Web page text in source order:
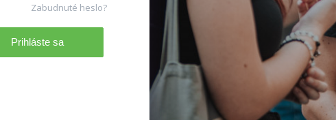
Zabudnuté heslo?